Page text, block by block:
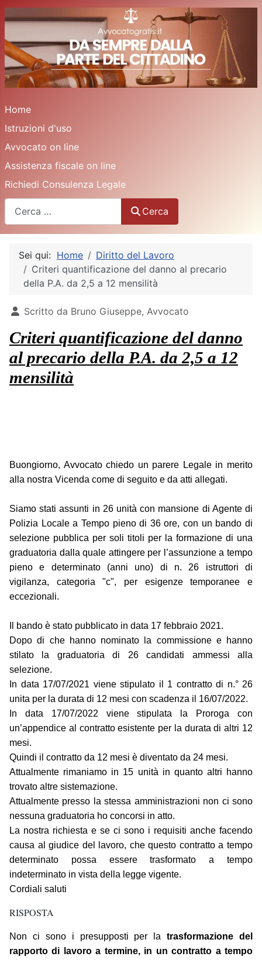
Home
Istruzioni d'uso
Avvocato on line
Assistenza fiscale on line
Richiedi Consulenza Legale
Cerca
Sei qui: Home
Diritto del Lavoro
Criteri quantificazione del danno al precario
della P.A. da 2,5 a 12 mensilità
Dettagli
Scritto da Bruno Giuseppe, Avvocato
Criteri quantificazione del danno
al precario della P.A. da 2,5 a 12
mensilità
Buongiorno, Avvocato chiedo un parere Legale in merito
alla nostra Vicenda come di seguito e da atti allegati.
Siamo stati assunti in 26 unità con mansione di Agente di
Polizia Locale a Tempo pieno di 36 ore, con un bando di
selezione pubblica per soli titoli per la formazione di una
graduatoria dalla quale attingere per l’assunzione a tempo
pieno e determinato (anni uno) di n. 26 istruttori di
vigilanza, categoria "c", per esigenze temporanee e
eccezionali.
Il bando è stato pubblicato in data 17 febbraio 2021.
Dopo di che hanno nominato la commissione e hanno
stilato la graduatoria di 26 candidati ammessi alla
selezione.
In data 17/07/2021 viene stipulato il 1 contratto di n.° 26
unita per la durata di 12 mesi con scadenza il 16/07/2022.
In data 17/07/2022 viene stipulata la Proroga con
un’appendice al contratto esistente per la durata di altri 12
mesi.
Quindi il contratto da 12 mesi è diventato da 24 mesi.
Attualmente rimaniamo in 15 unità in quanto altri hanno
trovato altre sistemazione.
Attualmente presso la stessa amministrazioni non ci sono
nessuna graduatoria ho concorsi in atto.
La nostra richiesta e se ci sono i requisiti anche facendo
causa al giudice del lavoro, che questo contratto a tempo
determinato possa essere trasformato a tempo
indeterminato in vista della legge vigente.
Cordiali saluti
RISPOSTA
Non ci sono i presupposti per latrasformazione del
rapporto di lavoro a termine, in un contratto a tempo